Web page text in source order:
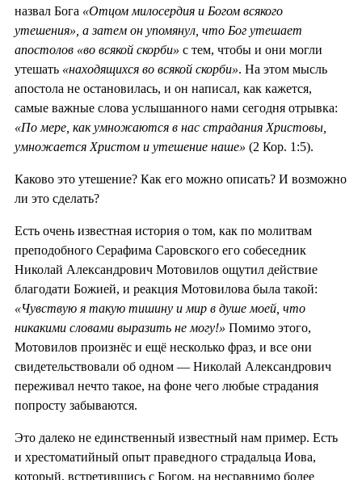
назвал Бога «Отцом милосердия и Богом всякого
утешения», а затем он упомянул, что Бог утешает
апостолов «во всякой скорби» с тем, чтобы и они могли
утешать «находящихся во всякой скорби». На этом мысль
апостола не остановилась, и он написал, как кажется,
самые важные слова услышанного нами сегодня отрывка:
«По мере, как умножаются в нас страдания Христовы,
умножается Христом и утешение наше» (2 Кор. 1:5).
Каково это утешение? Как его можно описать? И возможно
ли это сделать?
Есть очень известная история о том, как по молитвам
преподобного Серафима Саровского его собеседник
Николай Александрович Мотовилов ощутил действие
благодати Божией, и реакция Мотовилова была такой:
«Чувствую я такую тишину и мир в душе моей, что
никакими словами выразить не могу!» Помимо этого,
Мотовилов произнёс и ещё несколько фраз, и все они
свидетельствовали об одном — Николай Александрович
переживал нечто такое, на фоне чего любые страдания
попросту забываются.
Это далеко не единственный известный нам пример. Есть
и хрестоматийный опыт праведного страдальца Иова,
который, встретившись с Богом, на несравнимо более